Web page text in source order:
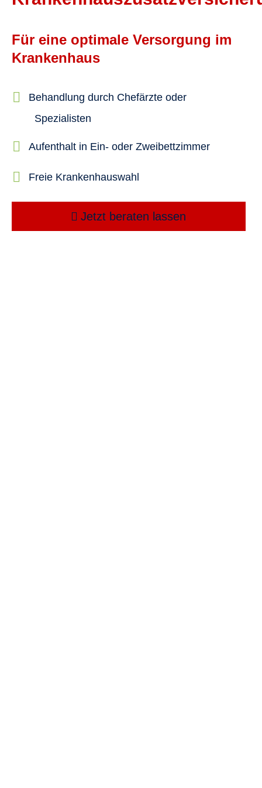
Für eine optimale Versorgung im
Krankenhaus
Behandlung durch Chefärzte oder
Spezialisten
Aufenthalt in Ein- oder Zweibettzimmer
Freie Krankenhauswahl
Jetzt beraten lassen